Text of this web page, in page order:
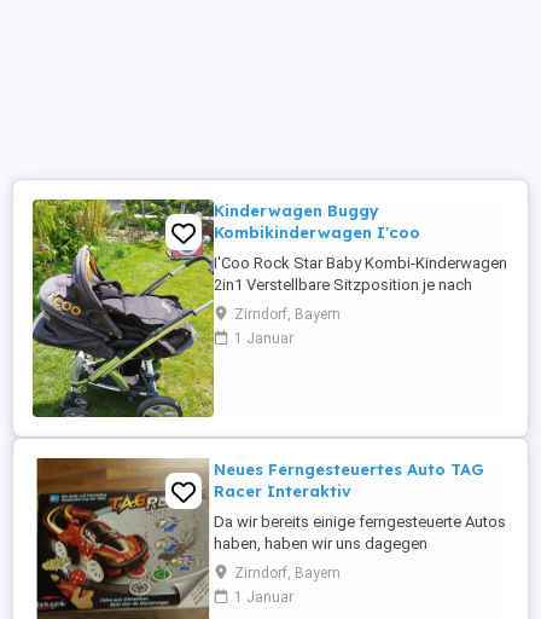
Kinderwagen Buggy
Kombikinderwagen I'coo
I'Coo Rock Star Baby Kombi-Kinderwagen
2in1 Verstellbare Sitzposition je nach
Bedarf (nach vorne oder hinten).
Höhenverstellbare Schiebestange.
Gefederter Rahmen mit einer leicht zu
Fußsack. Viele Umbaumöglichkeiten. ...
Zirndorf, Bayern
1 Januar
Neues Ferngesteuertes Auto TAG
Racer Interaktiv
Da wir bereits einige ferngesteuerte Autos
haben, haben wir uns dagegen
entschieden diesen zu behalten. Er wurde
lediglich ausgepackt aber nicht bespielt.
Privatverkauf aus tier- und rauchfreiem
Zirndorf, Bayern
1 Januar